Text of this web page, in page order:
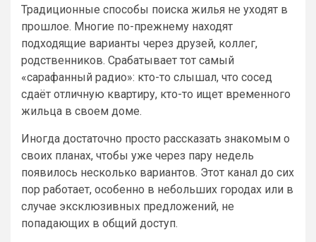
Традиционные способы поиска жилья не уходят в
прошлое. Многие по-прежнему находят
подходящие варианты через друзей, коллег,
родственников. Срабатывает тот самый
«сарафанный радио»: кто-то слышал, что сосед
сдаёт отличную квартиру, кто-то ищет временного
жильца в своем доме.
Иногда достаточно просто рассказать знакомым о
своих планах, чтобы уже через пару недель
появилось несколько вариантов. Этот канал до сих
пор работает, особенно в небольших городах или в
случае эксклюзивных предложений, не
попадающих в общий доступ.